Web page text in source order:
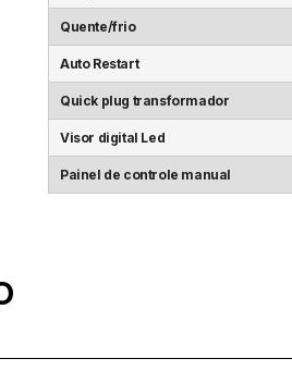
Quente/frio
Auto Restart
Quick plug transformador
Visor digital Led
Painel de controle manual